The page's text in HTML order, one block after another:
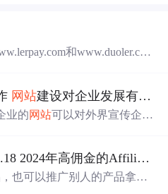
和www.duoler.com
优化,SQL的复杂查询
力，网站的安全维护 2.最好是
网站建设对企业发展有什么意义 对企业有什么帮助？
业的网站可以对外界宣传企业
帮助的。 二、 提升企业服务
来说，企业可以根据客户需求
2024年高佣金的Affiliate产品
也可以推广别人的产品拿佣